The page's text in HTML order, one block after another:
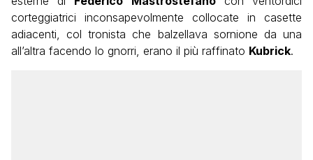
corteggiatrici inconsapevolmente collocate in casette
adiacenti, col tronista che balzellava sornione da una
all’altra facendo lo gnorri, erano il più raffinato Kubrick.